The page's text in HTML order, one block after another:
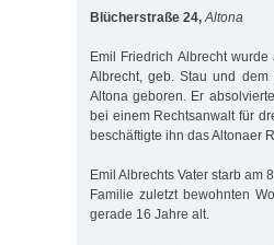
Blücherstraße 24, Altona
Emil Friedrich Albrecht
Albrecht, geb. Stau und
Altona geboren. Er
bei einem Rechtsanwalt für
beschäftigte ihn das Altonaer
Emil Albrechts Vater starb am
Familie zuletzt bewohnten
gerade 16 Jahre alt.